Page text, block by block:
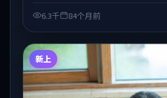
6.3千 84个月前
新上